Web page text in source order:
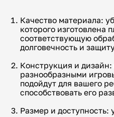
Качество материала:
которого изготовлена
соответствующую
долговечность и
Конструкция и
разнообразными
подойдут для вашего
способствовать его
Размер и доступность: